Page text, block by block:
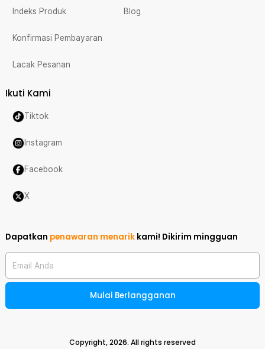
Indeks Produk
Konfirmasi Pembayaran
Lacak Pesanan
Blog
Ikuti Kami
Tiktok
Instagram
Facebook
X
Dapatkan penawaran menarik kami! Dikirim mingguan
Email Anda
Mulai Berlangganan
Copyright,2026. All rights reserved